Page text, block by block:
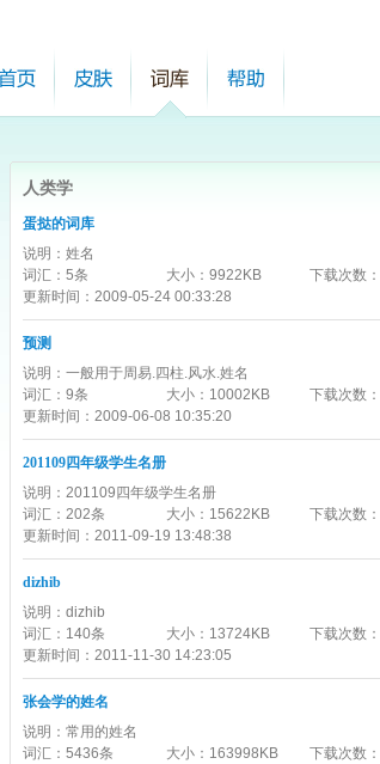
人类学
蛋挞的词库
说明： 姓名
词汇： 5条 大小： 9922KB 下载次数：
更新时间： 2009-05-24 00:33:28
预测
说明： 一般用于周易.四柱.风水.姓名
词汇： 9条 大小： 10002KB 下载次数：
更新时间： 2009-06-08 10:35:20
201109四年级学生名册
说明： 201109四年级学生名册
词汇： 202条 大小： 15622KB 下载次数：
更新时间： 2011-09-19 13:48:38
dizhib
说明： dizhib
词汇： 140条 大小： 13724KB 下载次数：
更新时间： 2011-11-30 14:23:05
张会学的姓名
说明： 常用的姓名
词汇： 5436条 大小： 163998KB 下载次数：